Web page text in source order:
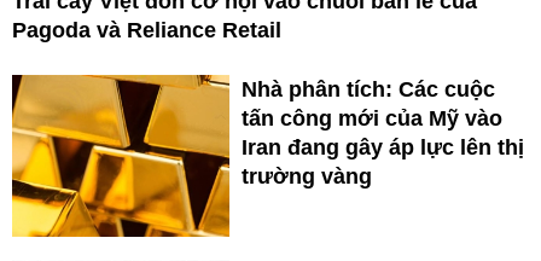
Pagoda và Reliance Retail
Nhà phân tích: Các cuộc
tấn công mới của Mỹ vào
Iran đang gây áp lực lên thị
trường vàng